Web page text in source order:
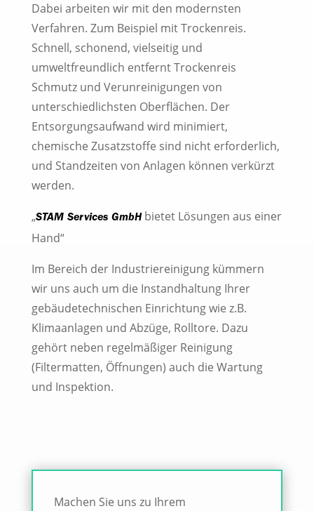
Dabei arbeiten wir mit den modernsten
Verfahren. Zum Beispiel mit Trockenreis.
Schnell, schonend, vielseitig und
umweltfreundlich entfernt Trockenreis
Schmutz und Verunreinigungen von
unterschiedlichsten Oberflächen. Der
Entsorgungsaufwand wird minimiert,
chemische Zusatzstoffe sind nicht erforderlich,
und Standzeiten von Anlagen können verkürzt
werden.
„STAM Services GmbHbietet Lösungen aus einer
Hand“
Im Bereich der Industriereinigung kümmern
wir uns auch um die Instandhaltung Ihrer
gebäudetechnischen Einrichtung wie z.B.
Klimaanlagen und Abzüge, Rolltore. Dazu
gehört neben regelmäßiger Reinigung
(Filtermatten, Öffnungen) auch die Wartung
und Inspektion.
Machen Sie uns zu Ihrem